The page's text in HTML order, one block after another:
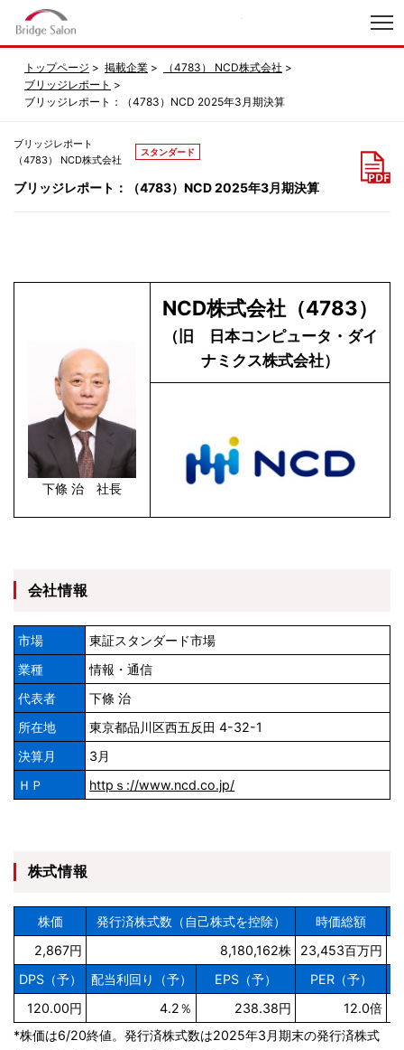
トップページ 掲載企業
（4783） NCD株式会社
ブリッジレポート
ブリッジレポート：（4783）NCD 2025年3月期決算
ブリッジレポート
（4783） NCD株式会社
スタンダード
ブリッジレポート：（4783）NCD 2025年3月期決算
下條 治 社長
NCD株式会社（4783）
（旧 日本コンピュータ・ダイ
ナミクス株式会社）
会社情報
市場
東証スタンダード市場
業種
情報・通信
代表者
下條 治
所在地
東京都品川区西五反田 4-32-1
決算月
3月
ＨＰ
httpｓ://www.ncd.co.jp/
株式情報
株価 発行済株式数（自己株式を控除） 時価総額
2,867円
8,180,162株
23,453百万円
DPS（予）
配当利回り（予） EPS（予） PER（予）
120.00円
4.2％ 238.38円 12.0倍
*株価は6/20終値。発行済株式数は2025年3月期末の発行済株式